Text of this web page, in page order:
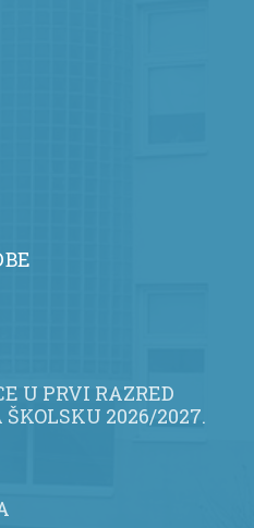
U PRVI RAZRED
ŠKOLSKU 2026/2027.